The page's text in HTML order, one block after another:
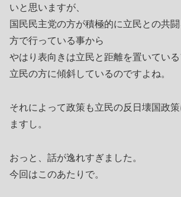
いと思いますが、
国民民主党の方が積極的に立民との共
方で行っている事から
やはり表向きは立民と距離を置いてい
立民の方に傾斜しているのですよね。
それによって政策も立民の反日壊国政
ますし。
おっと、話が逸れすぎました。
今回はこのあたりで。